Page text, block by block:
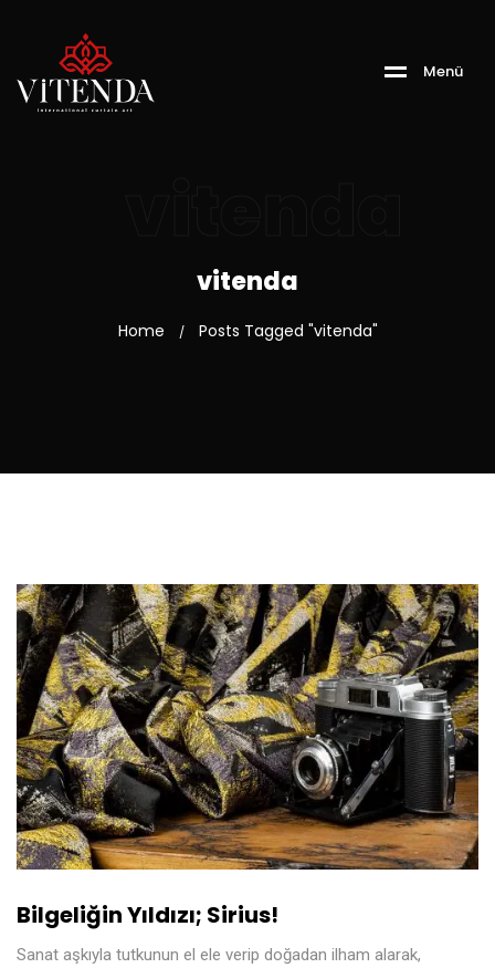
Menü
vitenda
Home / Posts Tagged "vitenda"
Bilgeliğin Yıldızı; Sirius!
Sanat aşkıyla tutkunun el ele verip doğadan ilham alarak,